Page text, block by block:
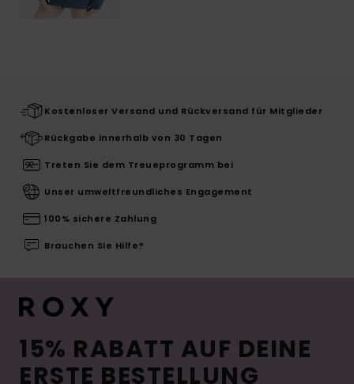
Kostenloser Versand und Rückversand für Mitglieder
Rückgabe innerhalb von 30 Tagen
Treten Sie dem Treueprogramm bei
Unser umweltfreundliches Engagement
100% sichere Zahlung
Brauchen Sie Hilfe?
15% RABATT AUF DEINE
ERSTE BESTELLUNG